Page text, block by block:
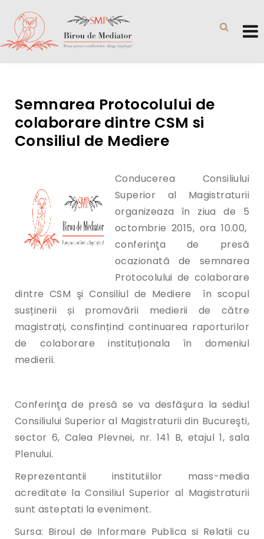
Semnarea Protocolului de
colaborare dintre CSM si
Consiliul de Mediere
Conducerea Consiliului
Superior al Magistraturii
organizeaza în ziua de 5
octombrie 2015, ora 10.00,
conferinţa de presă
ocazionată de semnarea
Protocolului de colaborare
dintre CSM şi Consiliul de Mediere în scopul
susținerii și promovării medierii de către
magistrați, consfințind continuarea raporturilor
de colaborare instituționala în domeniul
medierii.
Conferinţa de presă se va desfăşura la sediul
Consiliului Superior al Magistraturii din Bucureşti,
sector 6, Calea Plevnei, nr. 141 B, etajul 1, sala
Plenului.
Reprezentantii institutiilor mass-media
acreditate la Consiliul Superior al Magistraturii
sunt asteptati la eveniment.
Sursa: Biroul de Informare Publica si Relatii cu